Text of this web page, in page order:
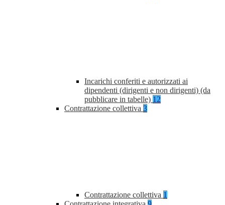
Incarichi conferiti e autorizzati ai
dipendenti (dirigenti e non dirigenti) (da
pubblicare in tabelle) 12
Contrattazione collettiva 3
Contrattazione collettiva 1